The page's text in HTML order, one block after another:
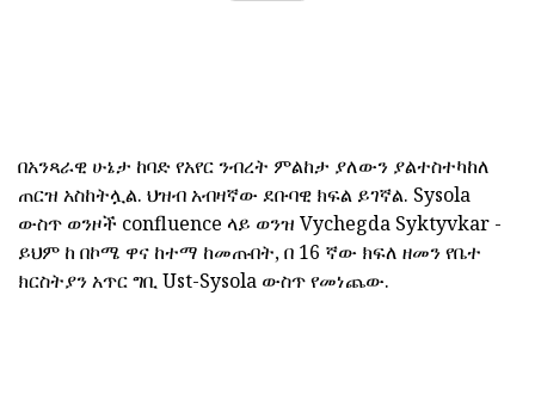
በአንጻራዊ ሁኔታ ከባድ የአየር ንብረት ምልከታ ያለውን ያልተስተካከለ
ጠርዝ አስከትሏል. ህዝብ አብዛኛው ደቡባዊ ክፍል ይገኛል. Sysola
ውስጥ ወንዞች confluence ላይ ወንዝ Vychegda Syktyvkar -
ይህም ከ በኮሜ ዋና ከተማ ከመጡበት, በ 16 ኛው ክፍለ ዘመን የቤተ
ክርስትያን አጥር ግቢ Ust-Sysola ውስጥ የመነጨው.